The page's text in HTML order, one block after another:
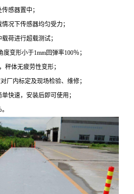
感器置中；
况下传感器均匀受力；
荷进行超载测试；
变形小于1mm回弹率100％；
秤体无疲劳性变形；
厂内标定及现场检验、维修；
快速，安装后即可使用；